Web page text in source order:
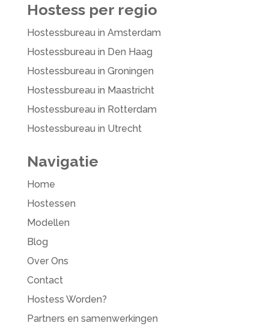
Hostess per regio
Hostessbureau in Amsterdam
Hostessbureau in Den Haag
Hostessbureau in Groningen
Hostessbureau in Maastricht
Hostessbureau in Rotterdam
Hostessbureau in Utrecht
Navigatie
Home
Hostessen
Modellen
Blog
Over Ons
Contact
Hostess Worden?
Partners en samenwerkingen